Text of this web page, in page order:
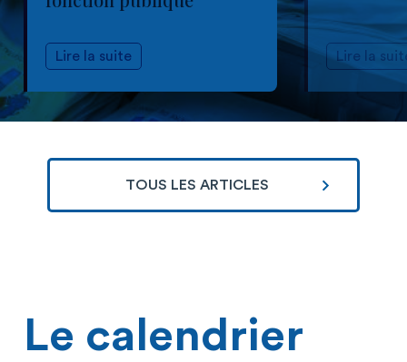
Lire la suite Lire la
TOUS LES ARTICLES
Le calendrier